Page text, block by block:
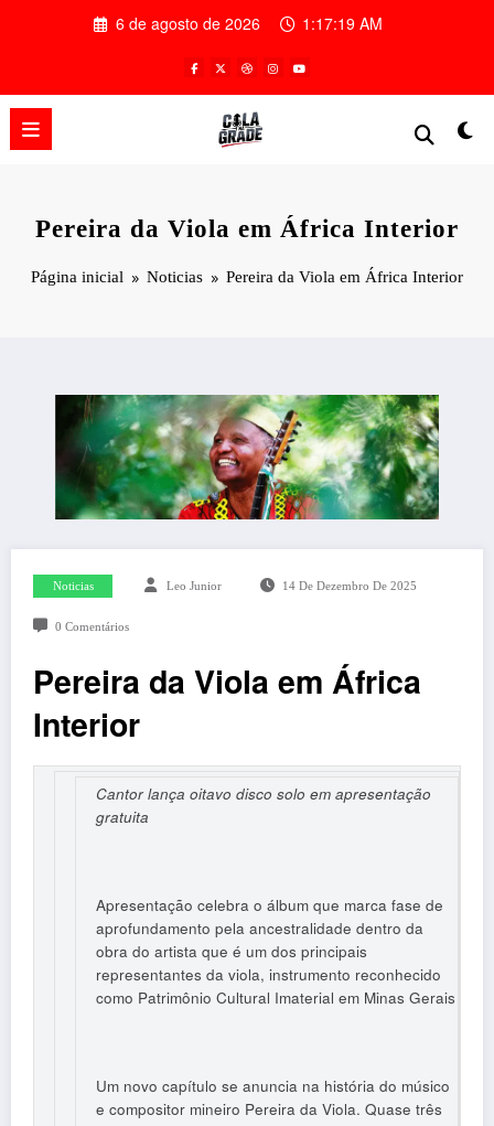
6 de agosto de 2026 1:17:20 AM
Pereira da Viola em África Interior
Página inicial Noticias Pereira da Viola em África Interior
Noticias Leo Junior 14 De Dezembro De 2025
0 Comentários
Pereira da Viola em África
Interior
Cantor lança oitavo disco solo em apresentação
gratuita
Apresentação celebra o álbum que marca fase de
aprofundamento pela ancestralidade dentro da
obra do artista que é um dos principais
representantes da viola, instrumento reconhecido
como Patrimônio Cultural Imaterial em Minas Gerais
Um novo capítulo se anuncia na história do músico
e compositor mineiro Pereira da Viola. Quase três